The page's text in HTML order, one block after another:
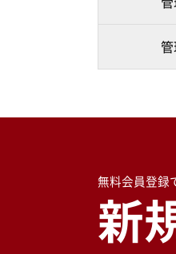
無料会員登録
新